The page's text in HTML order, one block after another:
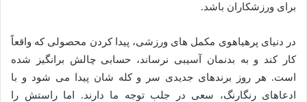
برای ورزشکاران باشد.
در دنیای پرهیاهوی مکمل های ورزشی، پیدا کردن محصولی که واقعاً
کار کند و به بدنمان آسیبی نرساند، حسابی چالش برانگیز شده
است. هر روز برندهای جدیدی سر و کله شان پیدا می شود و با
ادعاهای رنگارنگ، سعی در جلب توجه ما دارند. اما راستش را